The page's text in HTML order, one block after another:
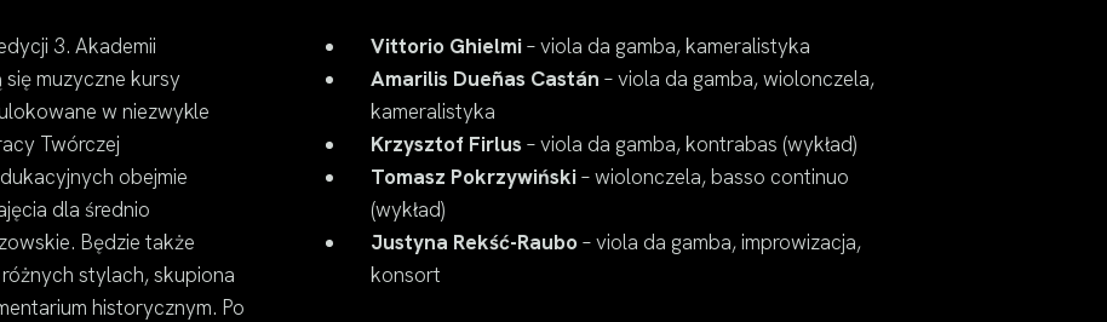
3. Akademii
muzyczne kursy
w niezwykle
Twórczej
obejmie
dla średnio
Będzie także
stylach, skupiona
historycznym. Po
Vittorio Ghielmi– viola da gamba, kameralistyka
Amarilis Dueñas Castán – viola da gamba, wiolonczela,
kameralistyka
Krzysztof Firlus – viola da gamba, kontrabas (wykład)
Tomasz Pokrzywiński– wiolonczela, basso continuo
(wykład)
Justyna Rekść-Raubo – viola da gamba, improwizacja,
konsort